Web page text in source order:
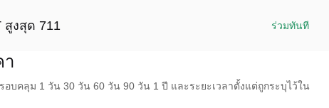
สูงสุด 711 ร่วมทันที
า
บคลุม 1 วัน 30 วัน 60 วัน 90 วัน 1 ปี และระยะเวลาตั้งแต่ถูกระบุไว้ใน